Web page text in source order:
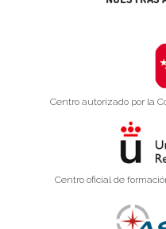
Centro autorizado por la
Centro oficial de